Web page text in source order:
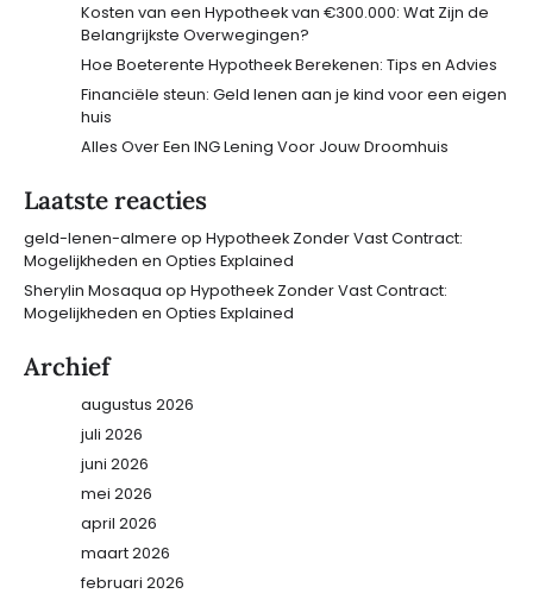
Kosten van een Hypotheek van €300.000: Wat Zijn de
Belangrijkste Overwegingen?
Hoe Boeterente Hypotheek Berekenen: Tips en Advies
Financiële steun: Geld lenen aan je kind voor een eigen
huis
Alles Over Een ING Lening Voor Jouw Droomhuis
Laatste reacties
geld-lenen-almere op Hypotheek Zonder Vast Contract:
Mogelijkheden en Opties Explained
Sherylin Mosaqua op Hypotheek Zonder Vast Contract:
Mogelijkheden en Opties Explained
Archief
augustus 2026
juli 2026
juni 2026
mei 2026
april 2026
maart 2026
februari 2026